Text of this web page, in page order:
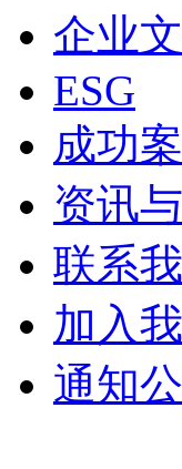
企业
ESG
成功
资讯
联系
加入
通知